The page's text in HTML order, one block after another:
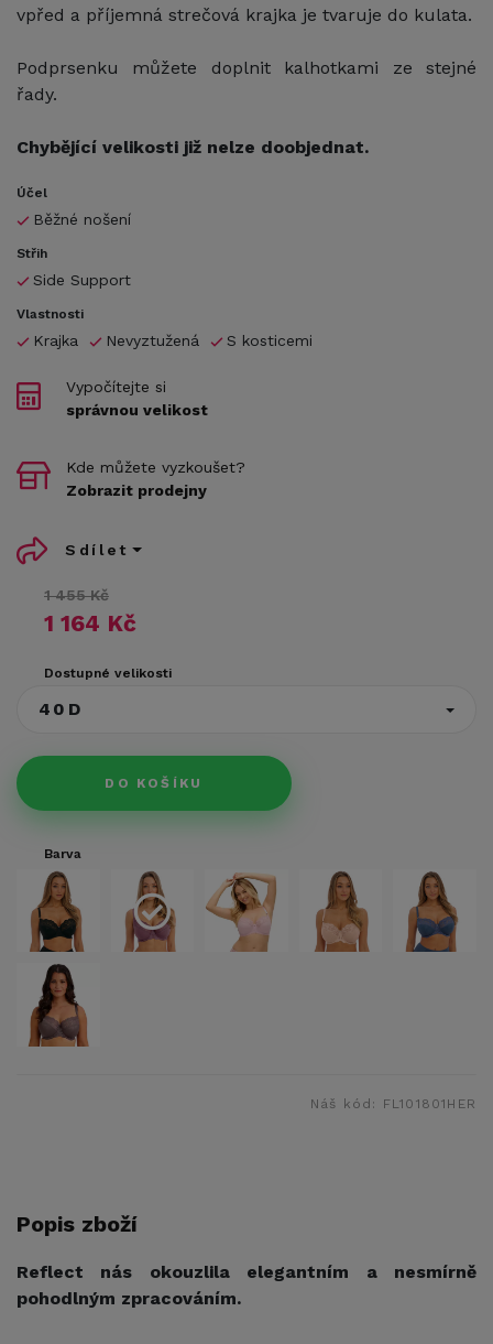
vpřed a příjemná strečová krajka je tvaruje do kulata.
Podprsenku můžete doplnit kalhotkami ze stejné
řady.
Chybějící velikosti již nelze doobjednat.
Účel
Běžné nošení
Střih
Side Support
Vlastnosti
Krajka Nevyztužená S kosticemi
1 455 Kč
1 164 Kč
Dostupné velikosti
40D
DO KOŠÍKU
Vypočítejte si
správnou velikost
Kde můžete vyzkoušet?
Zobrazit prodejny
Sdílet
Barva
Náš kód: FL101801HER
Popis zboží
Reflect nás okouzlila elegantním a nesmírně
pohodlným zpracováním.